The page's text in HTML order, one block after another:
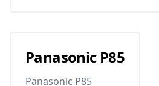
Panasonic P85
Panasonic P85